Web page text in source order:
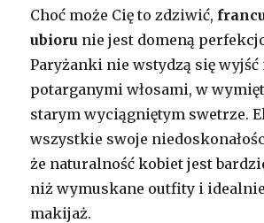
Choć może Cię to zdziwić,
ubioru nie jest domeną
Paryżanki nie wstydzą się wyjść
potarganymi włosami, w
starym wyciągniętym swetrze.
wszystkie swoje
że naturalność kobiet jest
niż wymuskane outfity i
makijaż.